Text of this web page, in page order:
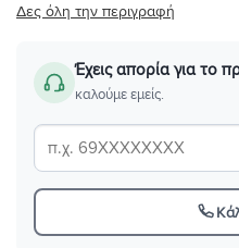
Δες όλη την περιγραφή
Έχεις απορία για το
καλούμε εμείς.